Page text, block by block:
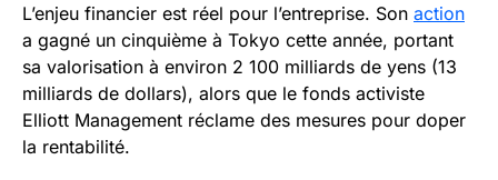
L’enjeu financier est réel pour l’entreprise. Son action
a gagné un cinquième à Tokyo cette année, portant
sa valorisation à environ 2 100 milliards de yens (13
milliards de dollars), alors que le fonds activiste
Elliott Management réclame des mesures pour doper
la rentabilité.